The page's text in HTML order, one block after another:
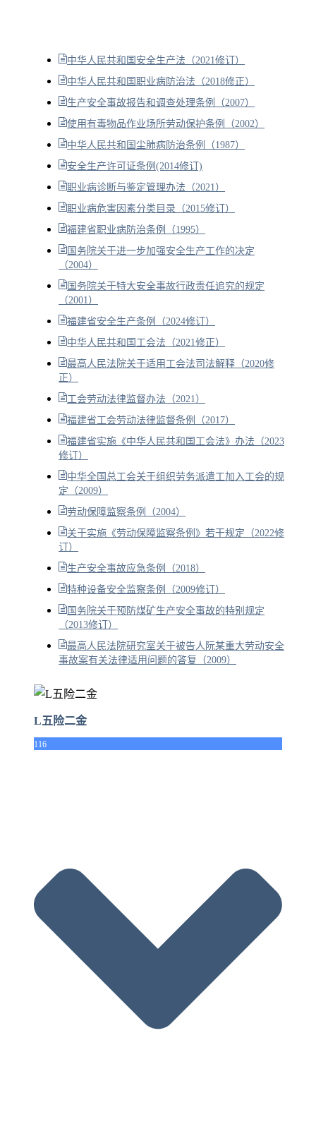
中华人民共和国安全生产法（2021修订）
中华人民共和国职业病防治法（2018修正）
生产安全事故报告和调查处理条例（2007）
使用有毒物品作业场所劳动保护条例（2002）
中华人民共和国尘肺病防治条例（1987）
安全生产许可证条例(2014修订)
职业病诊断与鉴定管理办法（2021）
职业病危害因素分类目录（2015修订）
福建省职业病防治条例（1995）
国务院关于进一步加强安全生产工作的决定
（2004）
国务院关于特大安全事故行政责任追究的规定
（2001）
福建省安全生产条例（2024修订）
中华人民共和国工会法（2021修正）
最高人民法院关于适用工会法司法解释（2020修
正）
工会劳动法律监督办法（2021）
福建省工会劳动法律监督条例（2017）
福建省实施《中华人民共和国工会法》办法（2023
修订）
中华全国总工会关于组织劳务派遣工加入工会的规
定（2009）
劳动保障监察条例（2004）
关于实施《劳动保障监察条例》若干规定（2022修
订）
生产安全事故应急条例（2018）
特种设备安全监察条例（2009修订）
国务院关于预防煤矿生产安全事故的特别规定
（2013修订）
最高人民法院研究室关于被告人阮某重大劳动安全
事故案有关法律适用问题的答复（2009）
L五险二金
116